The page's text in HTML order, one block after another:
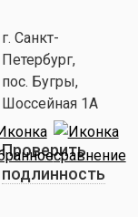
г. Санкт-
Петербург,
пос. Бугры,
Шоссейная 1А
Проверить
подлинность